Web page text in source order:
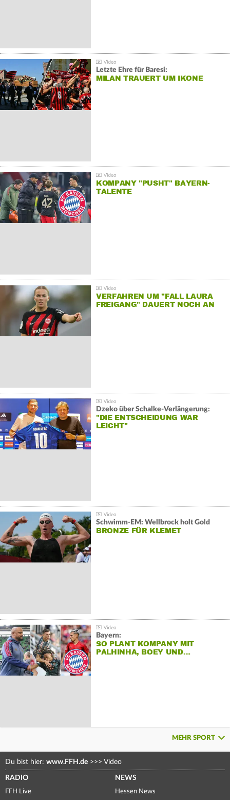
Letzte Ehre für Baresi:
MILAN TRAUERT UM IKONE
KOMPANY "PUSHT" BAYERN-
TALENTE
VERFAHREN UM "FALL LAURA
FREIGANG" DAUERT NOCH AN
Dzeko über Schalke-Verlängerung:
"DIE ENTSCHEIDUNG WAR
LEICHT"
Schwimm-EM: Wellbrock holt Gold
BRONZE FÜR KLEMET
Bayern:
SO PLANT KOMPANY MIT
PALHINHA, BOEY UND…
MEHR SPORT
Du bist hier: www.FFH.de >>> Video
RADIO
FFH Live
NEWS
Hessen News